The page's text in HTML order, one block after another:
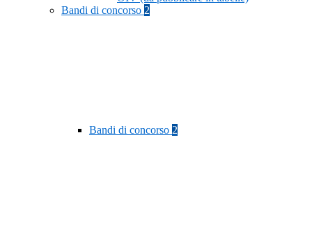
Bandi di concorso 2
Bandi di concorso 2